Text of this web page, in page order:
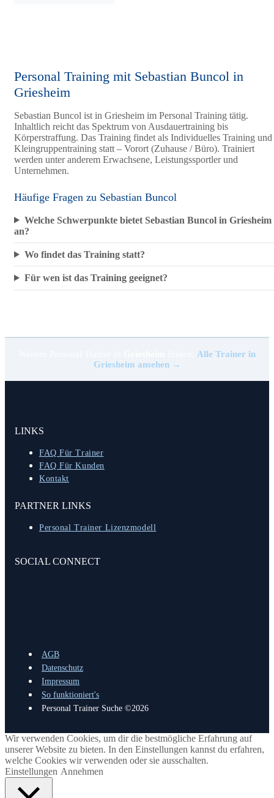
Personal Training mit Sebastian Buncol in
Griesheim
Sebastian Buncol ist in Griesheim im Personal Training tätig.
Inhaltlich reicht das Spektrum von Ausdauertraining bis
Körperstraffung. Das Training findet als Individuelles Training und
Kleingruppentraining statt – Vorort (Zuhause / Büro). Trainiert
werden unter anderem Erwachsene, Leistungssportler und
Unternehmen.
Häufige Fragen zu Sebastian Buncol
Welche Schwerpunkte bietet Sebastian Buncol in Griesheim
an?
Wo findet das Training statt?
Für wen ist das Training geeignet?
Alle Trainer in
Griesheim ansehen →
LINKS
FAQ Für Trainer
FAQ Für Kunden
Kontakt
PARTNER LINKS
Personal Trainer Lizenzmodell
SOCIAL CONNECT
AGB
Datenschutz
Impressum
So funktioniert's
Personal Trainer Suche ©2026
Wir verwenden Cookies, um dir die bestmögliche Erfahrung auf
unserer Website zu bieten. In den Einstellungen kannst du erfahren,
welche Cookies wir verwenden oder sie ausschalten.
Einstellungen Annehmen